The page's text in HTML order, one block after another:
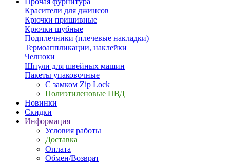
Красители для джинсов
Крючки пришивные
Крючки шубные
Подплечники (плечевые накладки)
Термоаппликации, наклейки
Челноки
Шпули для швейных машин
Пакеты упаковочные
С замком Zip Lock
Полиэтиленовые ПВД
Новинки
Скидки
Информация
Условия работы
Доставка
Оплата
Обмен/Возврат